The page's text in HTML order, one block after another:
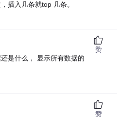
插入几条就top 几条。
是什么， 显示所有数据的
赞
赞